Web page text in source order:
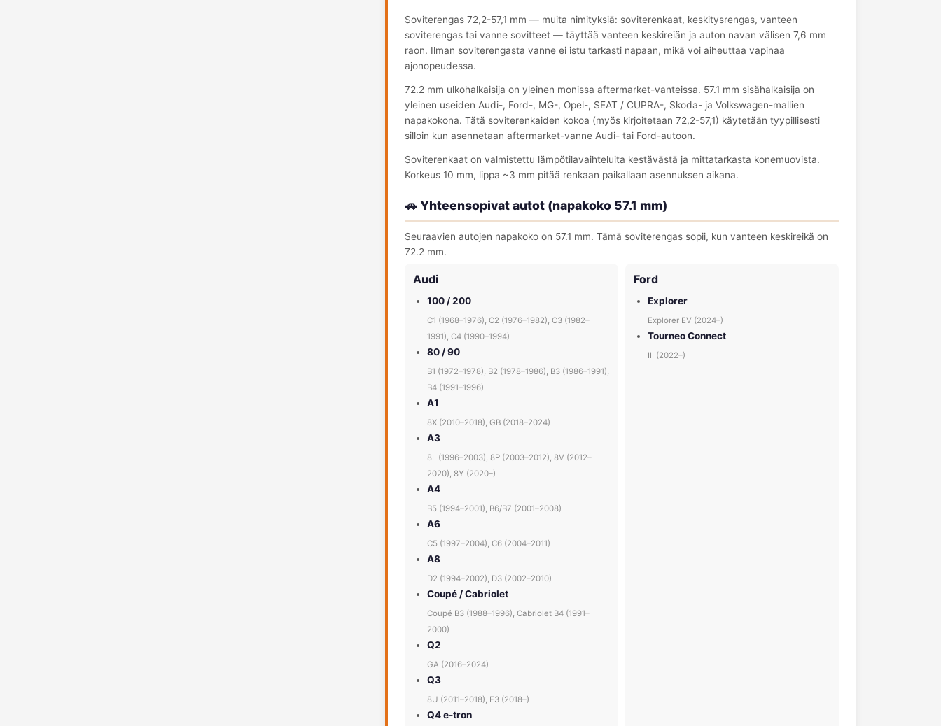
Soviterengas 72,2-57,1 mm — muita nimityksiä: soviterenkaat, keskitysrengas, vanteen
soviterengas tai vanne sovitteet — täyttää vanteen keskireiän ja auton navan välisen 7,6 mm
raon. Ilman soviterengasta vanne ei istu tarkasti napaan, mikä voi aiheuttaa vapinaa
ajonopeudessa.
72.2 mm ulkohalkaisija on yleinen monissa aftermarket-vanteissa. 57.1 mm sisähalkaisija on
yleinen useiden Audi-, Ford-, MG-, Opel-, SEAT / CUPRA-, Skoda- ja Volkswagen-mallien
napakokona. Tätä soviterenkaiden kokoa (myös kirjoitetaan 72,2-57,1) käytetään tyypillisesti
silloin kun asennetaan aftermarket-vanne Audi- tai Ford-autoon.
Soviterenkaat on valmistettu lämpötilavaihteluita kestävästä ja mittatarkasta konemuovista.
Korkeus 10 mm, lippa ~3 mm pitää renkaan paikallaan asennuksen aikana.
🚗 Yhteensopivat autot (napakoko 57.1 mm)
Seuraavien autojen napakoko on 57.1 mm. Tämä soviterengas sopii, kun vanteen keskireikä on
72.2 mm.
Audi
100 / 200
C1 (1968–1976), C2 (1976–1982), C3 (1982–
1991), C4 (1990–1994)
80 / 90
B1 (1972–1978), B2 (1978–1986), B3 (1986–1991),
B4 (1991–1996)
A1
8X (2010–2018), GB (2018–2024)
A3
8L (1996–2003), 8P (2003–2012), 8V (2012–
2020), 8Y (2020–)
A4
B5 (1994–2001), B6/B7 (2001–2008)
A6
C5 (1997–2004), C6 (2004–2011)
A8
D2 (1994–2002), D3 (2002–2010)
Coupé / Cabriolet
Coupé B3 (1988–1996), Cabriolet B4 (1991–
2000)
Q2
GA (2016–2024)
Q3
8U (2011–2018), F3 (2018–)
Q4 e-tron
Ford
Explorer
Explorer EV (2024–)
Tourneo Connect
III (2022–)